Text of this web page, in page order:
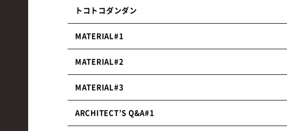
─ 「ヴェネチア・ビエンナーレ日本館」展示プロ
に残っていることを教えてください。
施工のお話を受けた時は「建築家が5人もいるの！？」が
トが開始し、各建築家さんの考えていることを間近で聞け
した。しかし、当初は現地で我々TANKが担当するはずだ
た。制作者として成果物がない限り達成感はないためこの
クアップ制作とそのスタディの役割は果たし、イタリア施
ざ現地へ赴いたときに良い仕上がりを確認できたのは嬉し
トコトコダンダン
MATERIAL#1
MATERIAL#2
MATERIAL#3
ARCHITECT’S Q&A#1